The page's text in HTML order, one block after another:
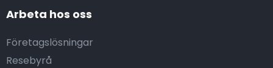
Arbeta hos oss
Företagslösningar
Resebyrå